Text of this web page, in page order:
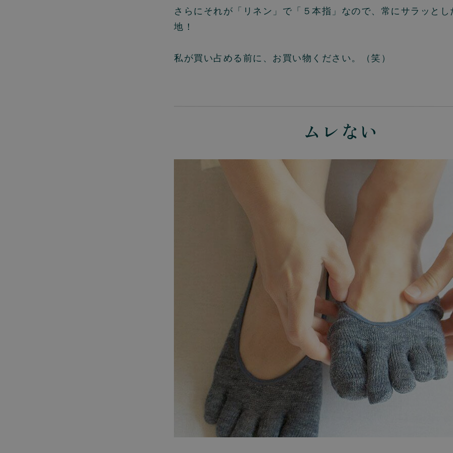
さらにそれが「リネン」で「５本指」なので、常にサラッとし
地！
私が買い占める前に、お買い物ください。（笑）
ムレない